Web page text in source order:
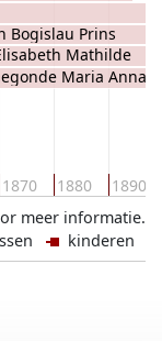
1870 1880 1890
Bogislau Prins
Mathilde
RadziwillMaria Anna
meer informatie.
kinderen